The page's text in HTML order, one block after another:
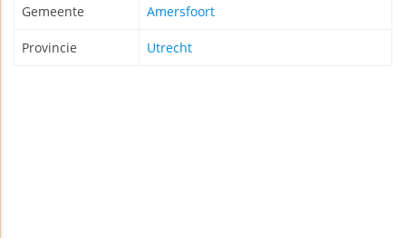
Gemeente Amersfoort
Provincie Utrecht